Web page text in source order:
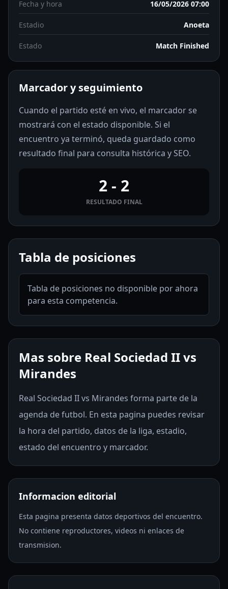
Fecha y hora 16/05/2026 07:00
Estadio Anoeta
Estado Match Finished
Marcador y seguimiento
Cuando el partido esté en vivo, el marcador se
mostrará con el estado disponible. Si el
encuentro ya terminó, queda guardado como
resultado final para consulta histórica y SEO.
2 - 2
RESULTADO FINAL
Tabla de posiciones
Tabla de posiciones no disponible por ahora
para esta competencia.
Mas sobre Real Sociedad II vs
Mirandes
Real Sociedad II vs Mirandes forma parte de la
agenda de futbol. En esta pagina puedes revisar
la hora del partido, datos de la liga, estadio,
estado del encuentro y marcador.
Informacion editorial
Esta pagina presenta datos deportivos del encuentro.
No contiene reproductores, videos ni enlaces de
transmision.